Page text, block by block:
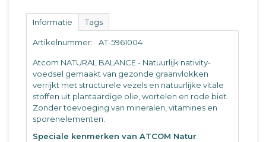
Informatie Tags
Artikelnummer: AT-5961004
Atcom NATURAL BALANCE - Natuurlijk nativity-
voedsel gemaakt van gezonde graanvlokken
verrijkt met structurele vezels en natuurlijke vitale
stoffen uit plantaardige olie, wortelen en rode biet.
Zonder toevoeging van mineralen, vitamines en
sporenelementen.
Speciale kenmerken van ATCOM Natur